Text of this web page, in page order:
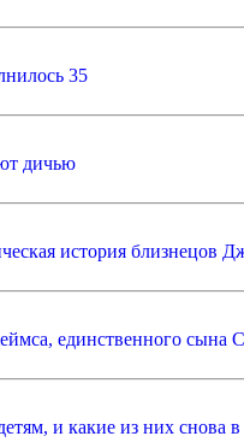
35
дичью
история близнецов
единственного
и какие из них снова